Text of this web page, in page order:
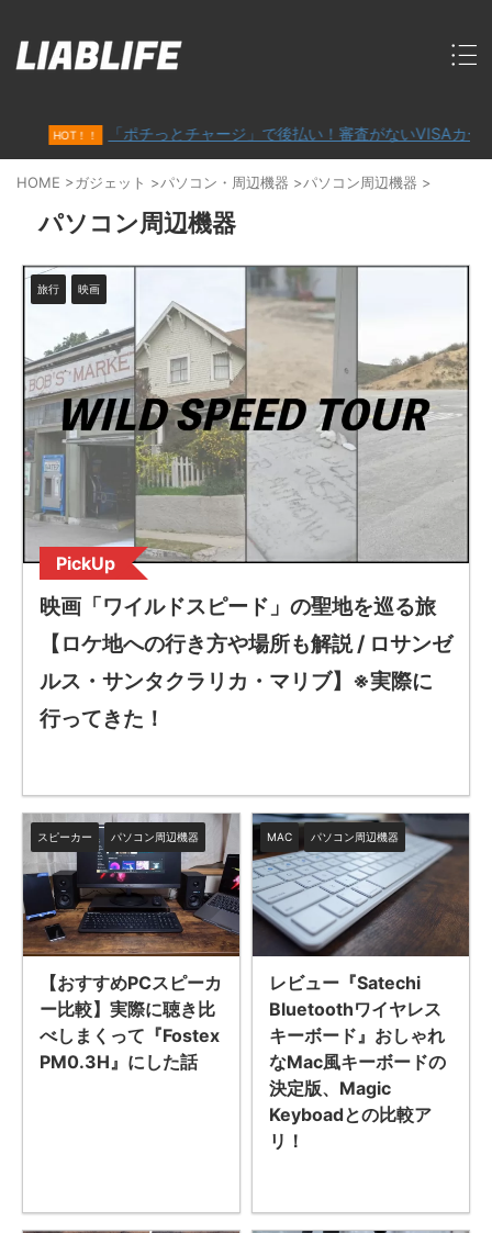
HOT！！ 「ポチっとチャージ」で後払い！審査がないVISAカード「
HOME >ガジェット >パソコン・周辺機器 >パソコン周辺機器 >
パソコン周辺機器
旅行 映画
PickUp
映画「ワイルドスピード」の聖地を巡る旅
【ロケ地への行き方や場所も解説 / ロサンゼ
ルス・サンタクラリカ・マリブ】※実際に
行ってきた！
スピーカー パソコン周辺機器
【おすすめPCスピーカ
ー比較】実際に聴き比
べしまくって『Fostex
PM0.3H』にした話
MAC パソコン周辺機器
レビュー『Satechi
Bluetoothワイヤレス
キーボード』おしゃれ
なMac風キーボードの
決定版、Magic
Keyboadとの比較ア
リ！